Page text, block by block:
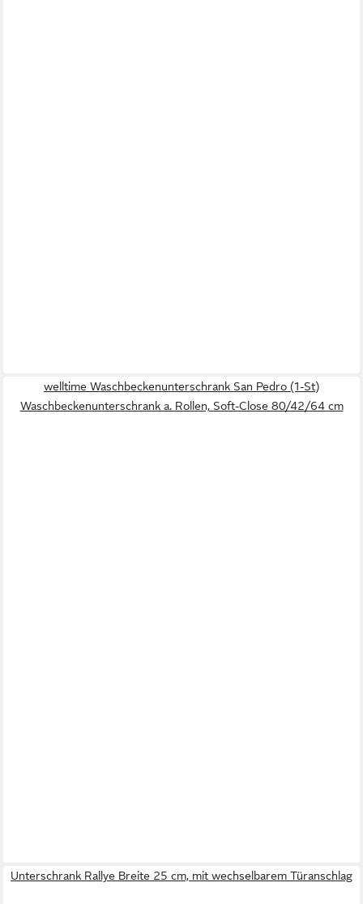
welltime Waschbeckenunterschrank San Pedro (1-St)
Waschbeckenunterschrank a. Rollen, Soft-Close 80/42/64 cm
Unterschrank Rallye Breite 25 cm, mit wechselbarem Türanschlag